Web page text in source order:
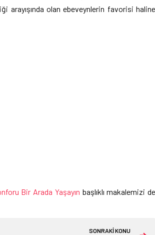
arayışında olan ebeveynlerin favorisi haline
Bir Arada Yaşayın başlıklı makalemizi de
SONRAKİ KONU